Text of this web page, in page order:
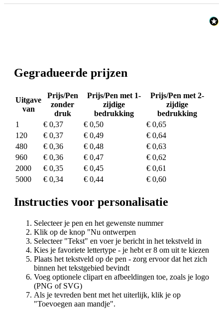
Gegradueerde prijzen
Uitgave
van
Prijs/Pen
zonder
druk
Prijs/Pen met 1-
zijdige
bedrukking
Prijs/Pen met 2-
zijdige
bedrukking
1
€ 0,37 € 0,50
€ 0,65
120
€ 0,37 € 0,49
€ 0,64
480
€ 0,36 € 0,48
€ 0,63
960
€ 0,36 € 0,47
€ 0,62
2000
€ 0,35 € 0,45
€ 0,61
5000
€ 0,34 € 0,44 € 0,60
Instructies voor personalisatie
Selecteer je pen en het gewenste nummer
Klik op de knop "Nu ontwerpen
Selecteer "Tekst" en voer je bericht in het tekstveld in
Kies je favoriete lettertype - je hebt er 8 om uit te kiezen
Plaats het tekstveld op de pen - zorg ervoor dat het zich
binnen het tekstgebied bevindt
Voeg optionele clipart en afbeeldingen toe, zoals je logo
(PNG of SVG)
Als je tevreden bent met het uiterlijk, klik je op
"Toevoegen aan mandje".